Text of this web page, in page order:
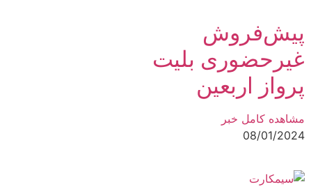
پیش‌فروش
غیرحضوری بلیت
پرواز اربعین
مشاهده کامل خبر
08/01/2024